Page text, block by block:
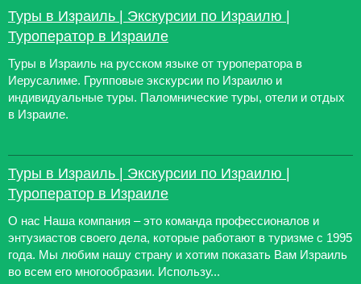
Туры в Израиль | Экскурсии по Израилю |
Туроператор в Израиле
Туры в Израиль на русском языке от туроператора в
Иерусалиме. Групповые экскурсии по Израилю и
индивидуальные туры. Паломнические туры, отели и отдых
в Израиле.
Туры в Израиль | Экскурсии по Израилю |
Туроператор в Израиле
О нас Наша компания – это команда профессионалов и
энтузиастов своего дела, которые работают в туризме с 1995
года. Мы любим нашу страну и хотим показать Вам Израиль
во всем его многообразии. Использу...